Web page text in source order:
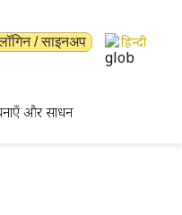
/ साइनअप हिन्दी
और साधन